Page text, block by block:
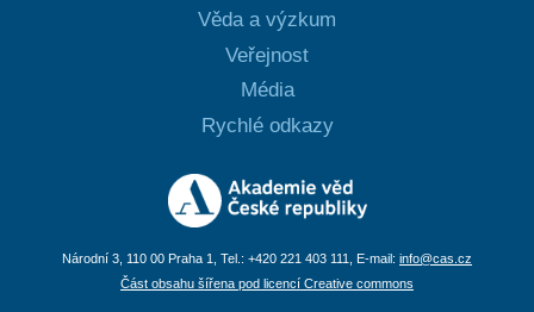
Věda a výzkum
Veřejnost
Média
Rychlé odkazy
Národní 3, 110 00 Praha 1, Tel.: +420 221 403 111, E-mail: info@cas.cz
Část obsahu šířena pod licencí Creative commons